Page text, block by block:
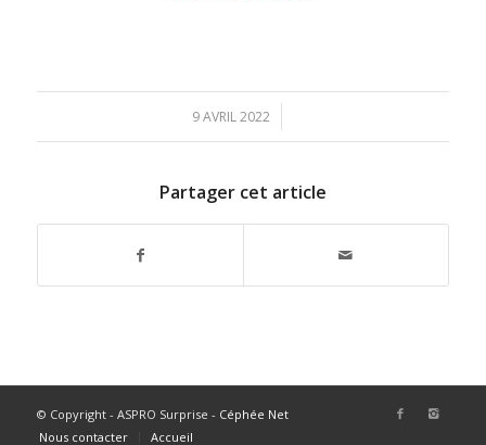
9 AVRIL 2022
/
Partager cet article
© Copyright - ASPRO Surprise - Céphée Net
Nous contacter
Accueil